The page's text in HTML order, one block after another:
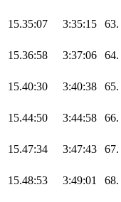
15.35:07 3:35:15 63.
15.36:58 3:37:06 64.
15.40:30 3:40:38 65.
15.44:50 3:44:58 66.
15.47:34 3:47:43 67.
15.48:53 3:49:01 68.